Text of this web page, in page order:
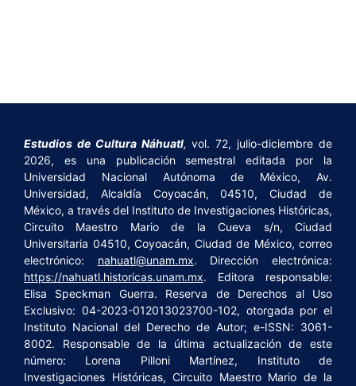
Estudios de Cultura Náhuatl, vol. 72, julio-diciembre de
2026, es una publicación semestral editada por la
Universidad Nacional Autónoma de México, Av.
Universidad, Alcaldía Coyoacán, 04510, Ciudad de
México, a través del Instituto de Investigaciones Históricas,
Circuito Maestro Mario de la Cueva s/n, Ciudad
Universitaria 04510, Coyoacán, Ciudad de México, correo
electrónico: nahuatl@unam.mx. Dirección electrónica:
https://nahuatl.historicas.unam.mx. Editora responsable:
Elisa Speckman Guerra. Reserva de Derechos al Uso
Exclusivo: 04-2023-012013023700-102, otorgada por el
Instituto Nacional del Derecho de Autor; e-ISSN: 3061-
8002. Responsable de la última actualización de este
número: Lorena Pilloni Martínez, Instituto de
Investigaciones Históricas, Circuito Maestro Mario de la